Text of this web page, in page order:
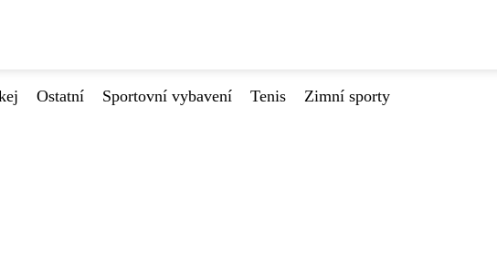
Ostatní Sportovní vybavení Tenis Zimní sporty